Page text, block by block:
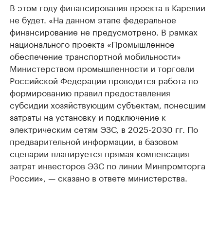
В этом году финансирования проекта в Карелии
не будет. «На данном этапе федеральное
финансирование не предусмотрено. В рамках
национального проекта «Промышленное
обеспечение транспортной мобильности»
Министерством промышленности и торговли
Российской Федерации проводится работа по
формированию правил предоставления
субсидии хозяйствующим субъектам, понесшим
затраты на установку и подключение к
электрическим сетям ЭЗС, в 2025-2030 гг. По
предварительной информации, в базовом
сценарии планируется прямая компенсация
затрат инвесторов ЭЗС по линии Минпромторга
России», — сказано в ответе министерства.